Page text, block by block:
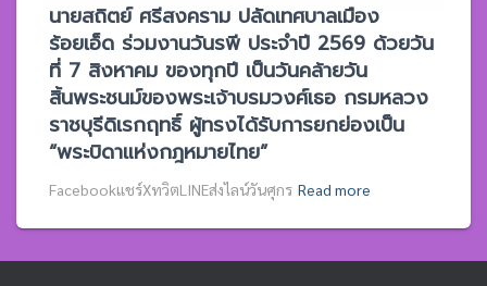
นายสถิตย์ ศรีสงคราม ปลัดเทศบาลเมือง
ร้อยเอ็ด ร่วมงานวันรพี ประจำปี 2569 ด้วยวัน
ที่ 7 สิงหาคม ของทุกปี เป็นวันคล้ายวัน
สิ้นพระชนม์ของพระเจ้าบรมวงศ์เธอ กรมหลวง
ราชบุรีดิเรกฤทธิ์ ผู้ทรงได้รับการยกย่องเป็น
“พระบิดาแห่งกฎหมายไทย”
Facebookแชร์XทวิตLINEส่งไลน์วันศุกร Read more